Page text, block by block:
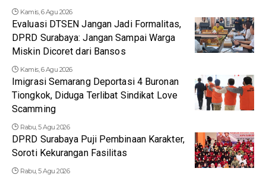
Kamis, 6 Agu 2026
Evaluasi DTSEN Jangan Jadi Formalitas,
DPRD Surabaya: Jangan Sampai Warga
Miskin Dicoret dari Bansos
Kamis, 6 Agu 2026
Imigrasi Semarang Deportasi 4 Buronan
Tiongkok, Diduga Terlibat Sindikat Love
Scamming
Rabu, 5 Agu 2026
DPRD Surabaya Puji Pembinaan Karakter,
Soroti Kekurangan Fasilitas
Rabu, 5 Agu 2026